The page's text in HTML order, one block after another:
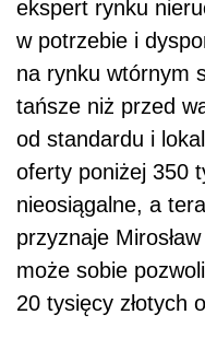
ekspert rynku
w potrzebie i
na rynku wtórnym
tańsze niż przed
od standardu i
oferty poniżej 350
nieosiągalne, a
przyznaje
może sobie
20 tysięcy złotych